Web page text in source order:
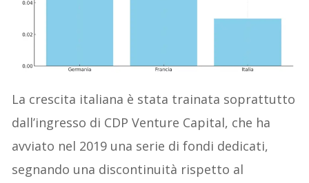
La crescita italiana è stata trainata soprattutto
dall’ingresso di CDP Venture Capital, che ha
avviato nel 2019 una serie di fondi dedicati,
segnando una discontinuità rispetto al